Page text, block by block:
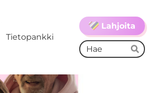
Tietopankki
Lahjoita
Hae